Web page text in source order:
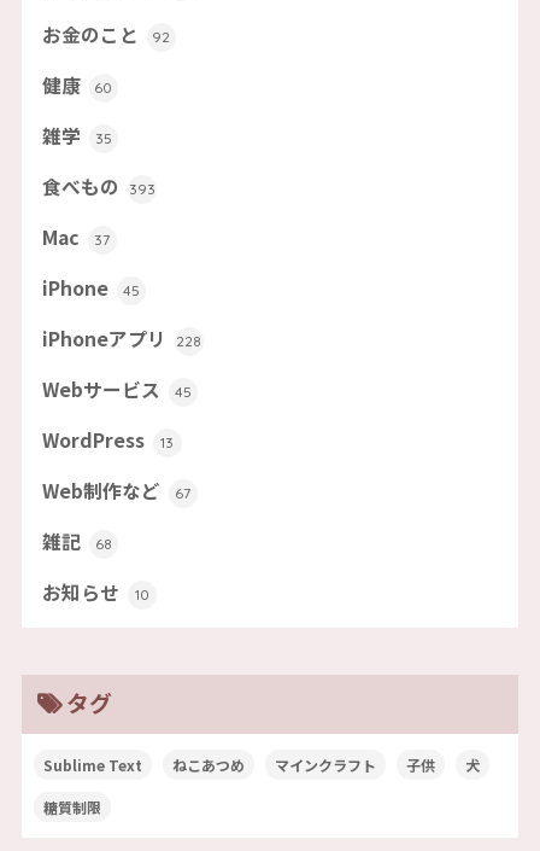
お金のこと 92
健康 60
雑学 35
食べもの 393
Mac 37
iPhone 45
iPhoneアプリ 228
Webサービス 45
WordPress 13
Web制作など 67
雑記 68
お知らせ 10
タグ
Sublime Text ねこあつめ マインクラフト 子供 犬
糖質制限